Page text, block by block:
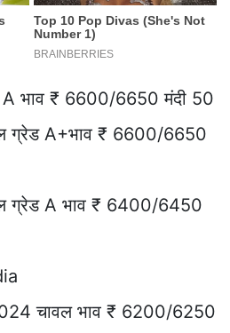
A भाव ₹ 6600/6650 मंदी 50
ग्रेड A+भाव ₹ 6600/6650
ग्रेड A भाव ₹ 6400/6450
चावल भाव ₹ 6200/6250